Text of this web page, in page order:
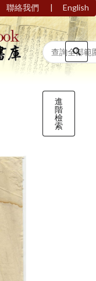
聯絡我們 | English
進
階
檢
索